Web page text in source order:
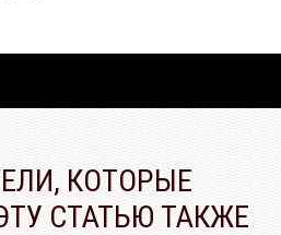
КОТОРЫЕ
СТАТЬЮ ТАКЖЕ